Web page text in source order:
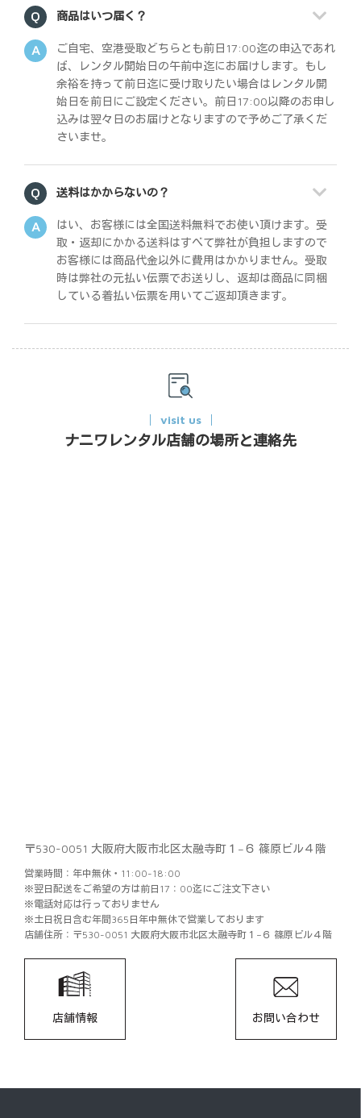
商品はいつ届く？
ご自宅、空港受取どちらとも前日17:00迄の申込であれ
ば、レンタル開始日の午前中迄にお届けします。もし
余裕を持って前日迄に受け取りたい場合はレンタル開
始日を前日にご設定ください。前日17:00以降のお申し
込みは翌々日のお届けとなりますので予めご了承くだ
さいませ。
送料はかからないの？
はい、お客様には全国送料無料でお使い頂けます。受
取・返却にかかる送料はすべて弊社が負担しますので
お客様には商品代金以外に費用はかかりません。受取
時は弊社の元払い伝票でお送りし、返却は商品に同梱
している着払い伝票を用いてご返却頂きます。
visit us
ナニワレンタル店舗の場所と連絡先
〒530-0051 大阪府大阪市北区太融寺町１−６ 篠原ビル４階
営業時間：年中無休・11:00-18:00
※翌日配送をご希望の方は前日17：00迄にご注文下さい
※電話対応は行っておりません
※土日祝日含む年間365日年中無休で営業しております
店舗住所：〒530-0051 大阪府大阪市北区太融寺町１−６ 篠原ビル４階
店舗情報 お問い合わせ